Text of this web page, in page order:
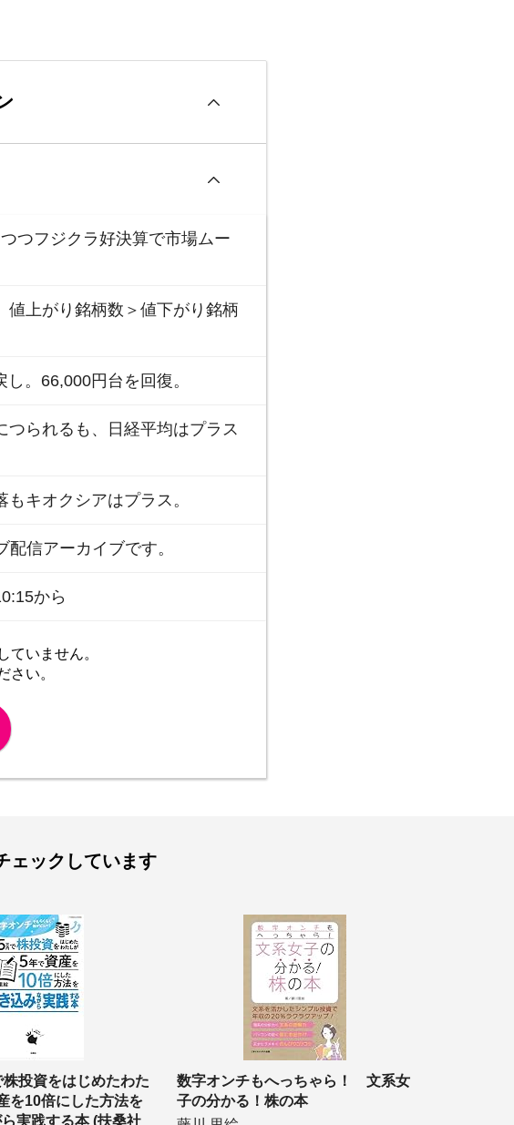
つフジクラ好決算で市場ムー
値上がり銘柄数＞値下がり銘柄
。66,000円台を回復。
られるも、日経平均はプラス
キオクシアはプラス。
配信アーカイブです。
から
ていません。
さい。
ェックしています
株投資をはじめたわた
を10倍にした方法を
実践する本 (扶桑社
数字オンチもへっちゃら！ 文系女
子の分かる！株の本